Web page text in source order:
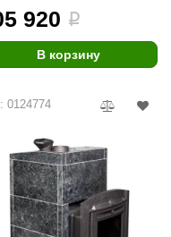
920 i
В корзину
0124774